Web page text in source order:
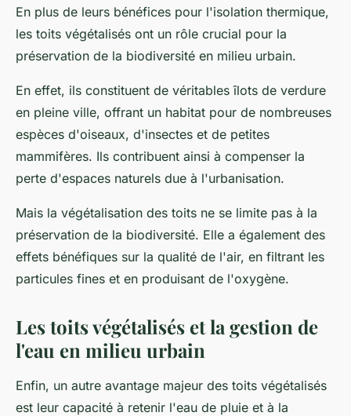
En plus de leurs bénéfices pour l'isolation thermique,
les toits végétalisés ont un rôle crucial pour la
préservation de la biodiversité en milieu urbain.
En effet, ils constituent de véritables îlots de verdure
en pleine ville, offrant un habitat pour de nombreuses
espèces d'oiseaux, d'insectes et de petites
mammifères. Ils contribuent ainsi à compenser la
perte d'espaces naturels due à l'urbanisation.
Mais la végétalisation des toits ne se limite pas à la
préservation de la biodiversité. Elle a également des
effets bénéfiques sur la qualité de l'air, en filtrant les
particules fines et en produisant de l'oxygène.
Les toits végétalisés et la gestion de
l'eau en milieu urbain
Enfin, un autre avantage majeur des toits végétalisés
est leur capacité à retenir l'eau de pluie et à la